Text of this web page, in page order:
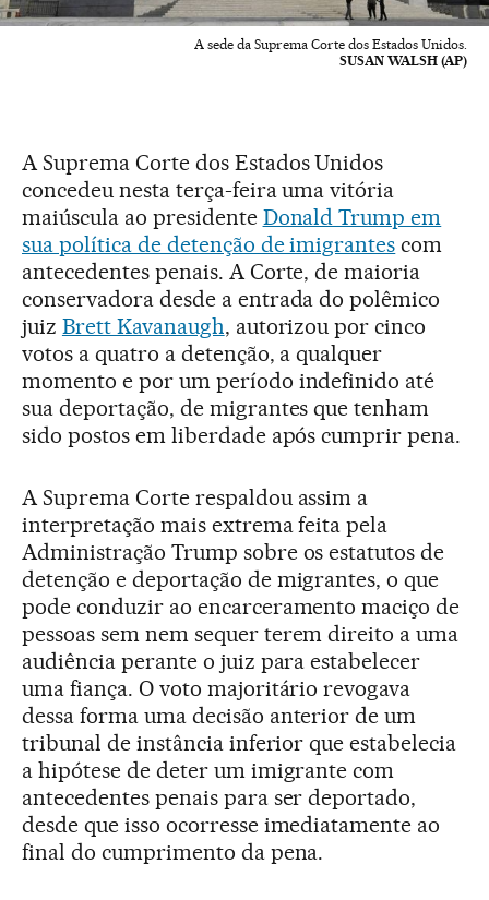
A sede da Suprema Corte dos Estados Unidos.
SUSAN WALSH (AP)
A Suprema Corte dos Estados Unidos
concedeu nesta terça-feira uma vitória
maiúscula ao presidente Donald Trump em
sua política de detenção de imigrantes com
antecedentes penais. A Corte, de maioria
conservadora desde a entrada do polêmico
juiz Brett Kavanaugh, autorizou por cinco
votos a quatro a detenção, a qualquer
momento e por um período indefinido até
sua deportação, de migrantes que tenham
sido postos em liberdade após cumprir pena.
A Suprema Corte respaldou assim a
interpretação mais extrema feita pela
Administração Trump sobre os estatutos de
detenção e deportação de migrantes, o que
pode conduzir ao encarceramento maciço de
pessoas sem nem sequer terem direito a uma
audiência perante o juiz para estabelecer
uma fiança. O voto majoritário revogava
dessa forma uma decisão anterior de um
tribunal de instância inferior que estabelecia
a hipótese de deter um imigrante com
antecedentes penais para ser deportado,
desde que isso ocorresse imediatamente ao
final do cumprimento da pena.